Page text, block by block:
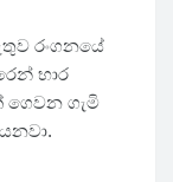
රංගනයේ
භාර
ගෙවන ගැමි